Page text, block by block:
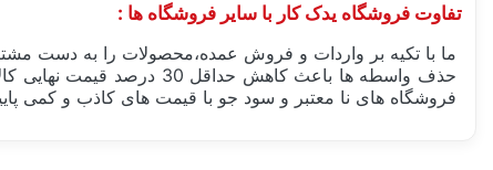
تفاوت فروشگاه یدک کار با سایر فروشگاه ها :
ما با تکیه بر واردات و فروش عمده،محصولات را به دست
حذف واسطه ها باعث کاهش
فروشگاه های نا معتبر و سود جو با قیمت های کاذب و کمی